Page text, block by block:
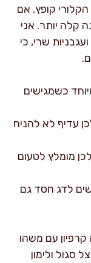
קופץ. אם
קלה יותר. אני
שרי, כי
כשמגישים
עדיף לא להניח
מומלץ לטעום
לדג חסד גם
עם משהו
סגול ולימון